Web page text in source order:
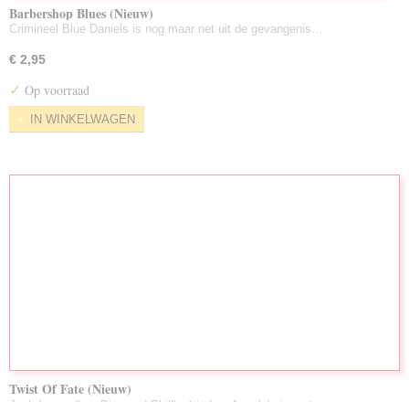
Barbershop Blues (Nieuw)
Crimineel Blue Daniels is nog maar net uit de gevangenis…
€ 2,95
✓ Op voorraad
IN WINKELWAGEN
Twist Of Fate (Nieuw)